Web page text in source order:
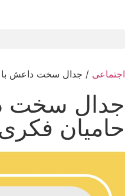
اجتماعی / جدال سخت داعش با
جدال سخت
حامیان